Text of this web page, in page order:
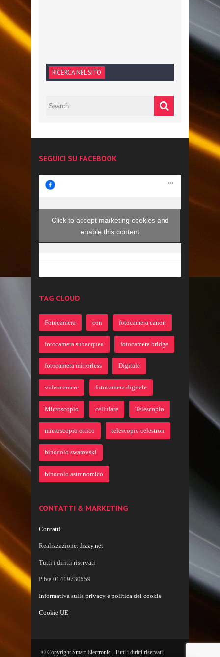
RICERCA NEL SITO
SEGUICI SU FACEBOOK
Click to accept marketing cookies and
enable this content
TAG CLOUD
Fotocamera con fotocamera canon
fotocamera subacquea fotocamera bridge
fotocamera mirrorless Digitale
videocamere fotocamera digitale
Microscopio cellulare Telescopio
microscopio ottico telescopio celestron
binocolo swarovski
binocolo astronomico
CONTATTI & MARKETING
Contatti
Realizzazione: Jizzy.net
Tutti i diritti riservati
P.Iva 01419730559
Informativa sulla privacy e politica dei cookie
Cookie UE
© Copyright Smart Electronic . Tutti i diritti riservati.